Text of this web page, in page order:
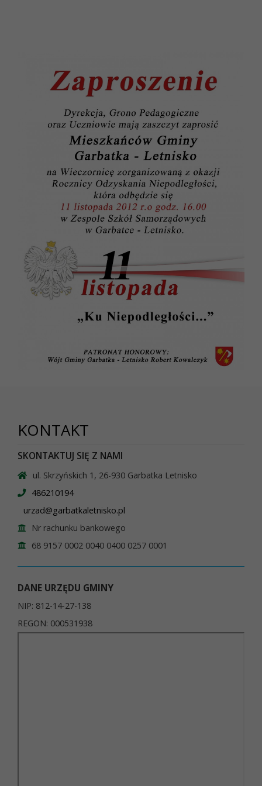
KONTAKT
SKONTAKTUJ SIĘ Z NAMI
ul. Skrzyńskich 1, 26-930 Garbatka Letnisko
486210194
urzad@garbatkaletnisko.pl
Nr rachunku bankowego
68 9157 0002 0040 0400 0257 0001
DANE URZĘDU GMINY
NIP: 812-14-27-138
REGON: 000531938